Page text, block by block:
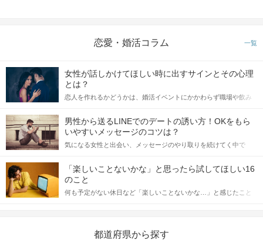
恋愛・婚活コラム 一覧
女性が話しかけてほしい時に出すサインとその心理
とは？
恋人を作れるかどうかは、婚活イベントにかかわらず職場や飲み
てアプローチできるかにも左右されます。 これから恋人作りを本
格的に始めようとしている方は、女性が異性を求めて出すサイン
をしっかりと理解し、正しい行動に移せるかどうかが重要。 この
記事では、女性が話しかけて欲しい時に出すサインとその心理を
合にどのような行動に繋げるべきかをご紹介していきます。
男性から送るLINEでのデートの誘い方！OKをもら
いやすいメッセージのコツは？
気になる女性と出会い、メッセージのやり取りを続けてく中で
しかし、中には「どう誘ったらいいの？」とお困りの男性もいら
っしゃるのではないでしょうか。 そこで今回は、男性から女性へ
送るLINEでのデートの誘い方のコツをご紹介します。例文も混じ
えながら解説するので、ぜひ参考にしてください。
「楽しいことないかな」と思ったら試してほしい16
のこと
何も予定がない休日など「楽しいことないかな…」と感じたこと
の楽しいことアイデアを集めました♪ いままさに楽しいことを探し
都道府県から探す